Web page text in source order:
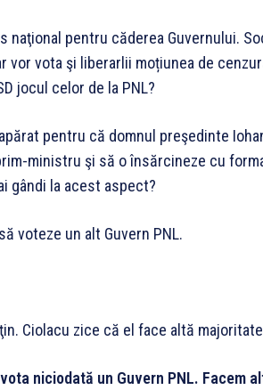
naţional pentru căderea Guvernului.
vor vota şi liberarlii moțiunea de
jocul celor de la PNL?
pentru că domnul preşedinte
ministru şi să o însărcineze cu
gândi la acest aspect?
voteze un alt Guvern PNL.
Ciolacu zice că el face altă
niciodată un Guvern PNL. Facem